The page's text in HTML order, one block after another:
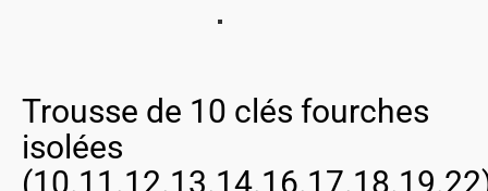
Trousse de 10 clés fourches
isolées